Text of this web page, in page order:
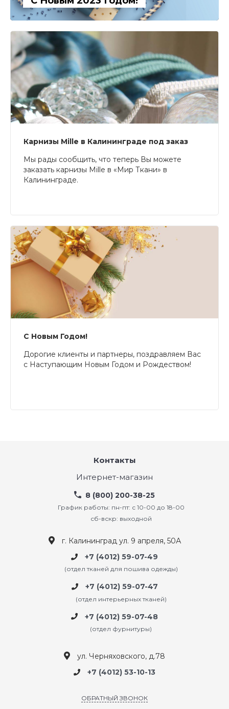
Карнизы Mille в Калининграде под заказ
Мы рады сообщить, что теперь Вы можете
заказать карнизы Mille в «Мир Ткани» в
Калининграде.
С Новым Годом!
Дорогие клиенты и партнеры, поздравляем Вас
с Наступающим Новым Годом и Рождеством!
Контакты
Интернет-магазин
8 (800) 200-38-25
График работы: пн-пт: с 10-00 до 18-00
сб-вскр: выходной
г. Калининград ул. 9 апреля, 50А
+7 (4012) 59-07-49
(отдел тканей для пошива одежды)
+7 (4012) 59-07-47
(отдел интерьерных тканей)
+7 (4012) 59-07-48
(отдел фурнитуры)
ул. Черняховского, д.78
+7 (4012) 53-10-13
ОБРАТНЫЙ ЗВОНОК